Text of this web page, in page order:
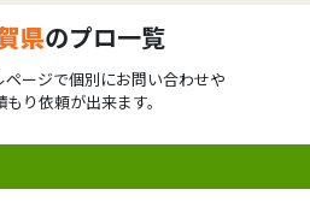
県のプロ一覧
ページで個別にお問い合わせや
もり依頼が出来ます。